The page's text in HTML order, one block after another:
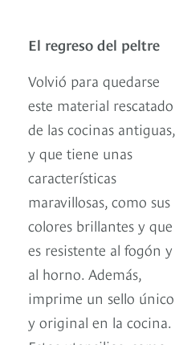
El regreso del peltre
Volvió para quedarse
este material rescatado
de las cocinas antiguas,
y que tiene unas
características
maravillosas, como sus
colores brillantes y que
es resistente al fogón y
al horno. Además,
imprime un sello único
y original en la cocina.